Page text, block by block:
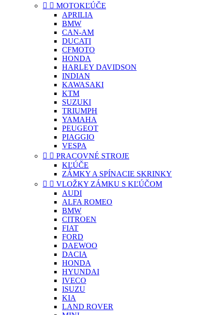
  MOTOKĽÚČE
APRILIA
BMW
CAN-AM
DUCATI
CFMOTO
HONDA
HARLEY DAVIDSON
INDIAN
KAWASAKI
KTM
SUZUKI
TRIUMPH
YAMAHA
PEUGEOT
PIAGGIO
VESPA
  PRACOVNÉ STROJE
KĽÚČE
ZÁMKY A SPÍNACIE SKRINKY
  VLOŽKY ZÁMKU S KĽÚČOM
AUDI
ALFA ROMEO
BMW
CITROEN
FIAT
FORD
DAEWOO
DACIA
HONDA
HYUNDAI
IVECO
ISUZU
KIA
LAND ROVER